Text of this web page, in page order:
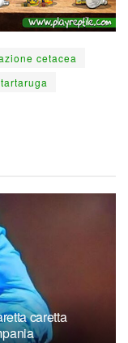
cetacea
tartaruga
caretta